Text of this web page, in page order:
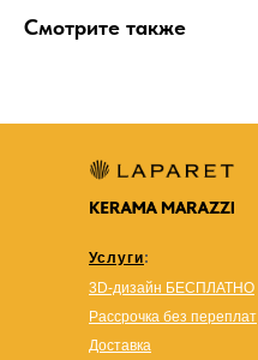
Смотрите также
Услуги:
3D-дизайн БЕСПЛАТНО
Рассрочка без переплат
Доставка